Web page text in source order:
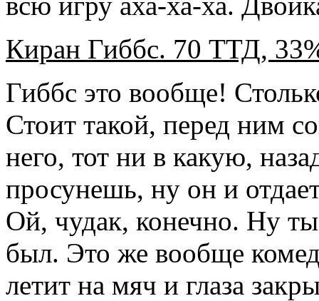
Киран Гиббс. 70 ТТД,
Гиббс это вообще!
Стоит такой, перед ним
него, тот ни в какую,
просунешь, ну он и
Ой, чудак, конечно. Ну
был. Это же вообще
летит на мяч и глаза